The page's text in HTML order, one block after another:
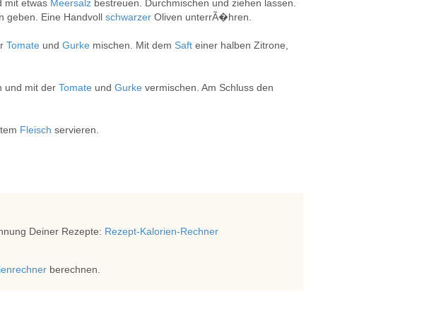
mit etwas Meersalz bestreuen. Durchmischen und ziehen lassen.
geben. Eine Handvoll schwarzer Oliven unterrÃ�hren.
Tomate und Gurke mischen. Mit dem Saft einer halben Zitrone,
und mit der Tomate und Gurke vermischen. Am Schluss den
Fleisch servieren.
Deiner Rezepte: Rezept-Kalorien-Rechner
berechnen.